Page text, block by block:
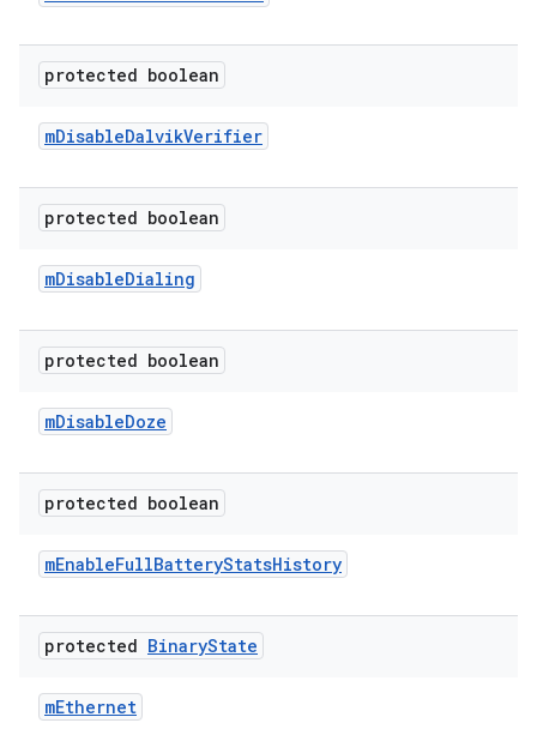
protected boolean
mDisableDalvikVerifier
protected boolean
mDisableDialing
protected boolean
mDisableDoze
protected boolean
mEnableFullBatteryStatsHistory
protected BinaryState
mEthernet